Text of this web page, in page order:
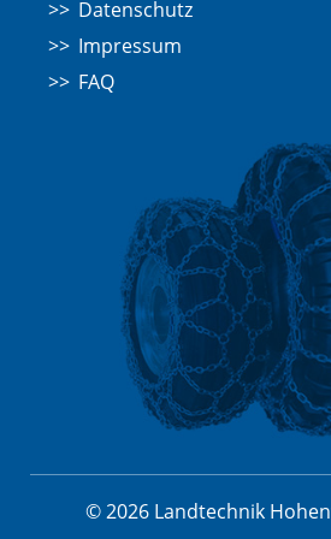
Datenschutz
Impressum
FAQ
© 2026 Landtechnik